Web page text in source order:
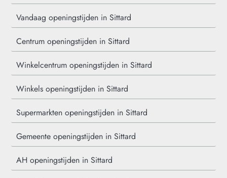
Vandaag openingstijden in Sittard
Centrum openingstijden in Sittard
Winkelcentrum openingstijden in Sittard
Winkels openingstijden in Sittard
Supermarkten openingstijden in Sittard
Gemeente openingstijden in Sittard
AH openingstijden in Sittard